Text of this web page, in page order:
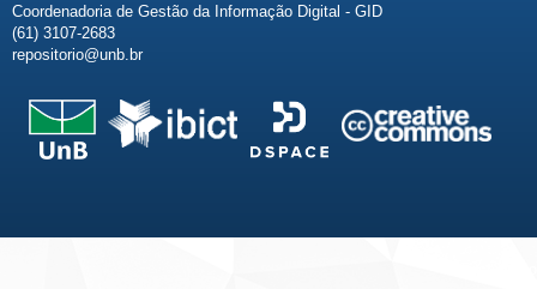
Coordenadoria de Gestão da Informação Digital - GID
(61) 3107-2683
repositorio@unb.br